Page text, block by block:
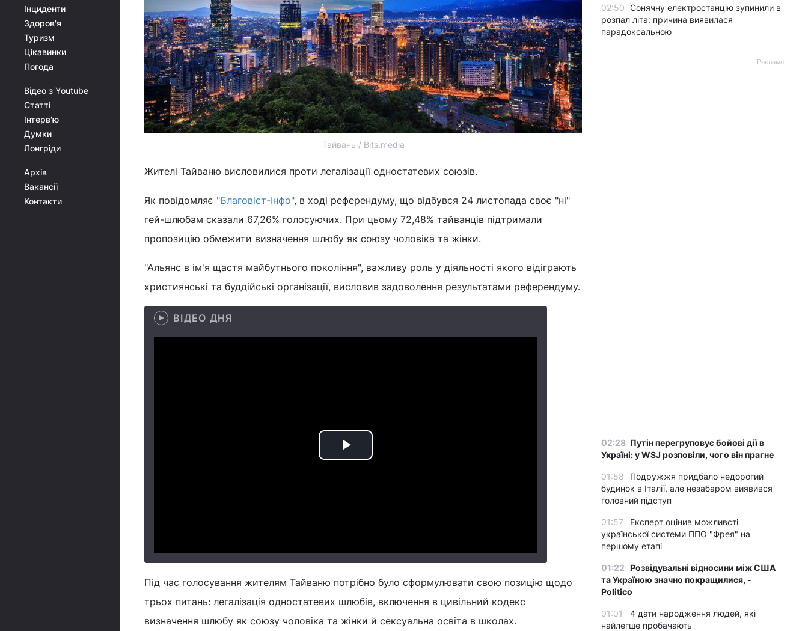
Інциденти
Здоров'я
Туризм
Цікавинки
Погода
Відео з Youtube
Статті
Інтерв'ю
Думки
Лонгріди
Архів
Вакансії
Контакти
Тайвань / Bits.media
Жителі Тайваню висловилися проти легалізації одностатевих союзів.
Як повідомляє "Благовіст-Інфо", в ході референдуму, що відбувся 24 листопада своє "ні"
гей-шлюбам сказали 67,26% голосуючих. При цьому 72,48% тайванців підтримали
пропозицію обмежити визначення шлюбу як союзу чоловіка та жінки.
"Альянс в ім'я щастя майбутнього покоління", важливу роль у діяльності якого відіграють
християнські та буддійські організації, висловив задоволення результатами референдуму.
ВІДЕО ДНЯ
Play
Під час голосування жителям Тайваню потрібно було сформулювати свою позицію щодо
трьох питань: легалізація одностатевих шлюбів, включення в цивільний кодекс
визначення шлюбу як союзу чоловіка та жінки й сексуальна освіта в школах.
02:50 Сонячну електростанцію зупинили в
розпал літа: причина виявилася
парадоксальною
Реклама
02:28 Путін перегруповує бойові дії в
Україні: у WSJ розповіли, чого він прагне
01:58
Подружжя придбало недорогий
будинок в Італії, але незабаром виявився
головний підступ
01:57
Експерт оцінив можливсті
української системи ППО "Фрея" на
першому етапі
01:22 Розвідувальні відносини між США
та Україною значно покращилися, -
Politico
01:01
4 дати народження людей, які
найлегше пробачають